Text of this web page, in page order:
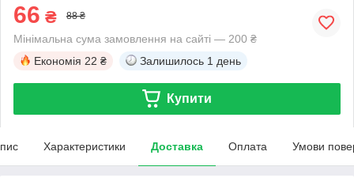
66 ₴ 88 ₴
Мінімальна сума замовлення на сайті — 200 ₴
Економія 22 ₴ Залишилось 1 день
Купити
Характеристики Доставка Оплата Умови